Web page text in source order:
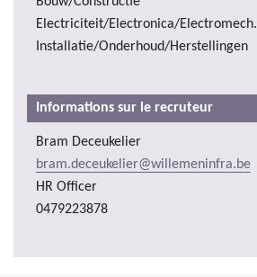
Electriciteit/Electronica/Electromech.
Installatie/Onderhoud/Herstellingen
Informations sur le recruteur
Bram Deceukelier
bram.deceukelier@willemeninfra.be
HR Officer
0479223878